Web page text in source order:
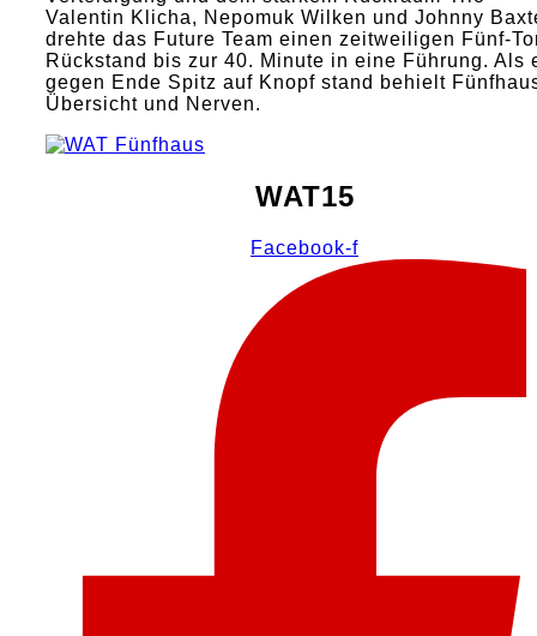
Valentin Klicha, Nepomuk Wilken und Johnny
drehte das Future Team einen zeitweiligen Fünf-
Rückstand bis zur 40. Minute in eine Führung. Als
gegen Ende Spitz auf Knopf stand behielt
Übersicht und Nerven.
WAT15
Facebook-f